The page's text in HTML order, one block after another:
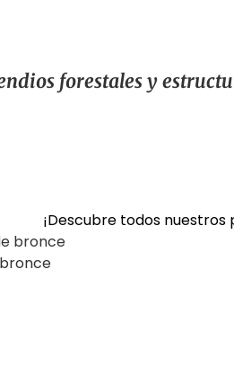
forestales y
¡Descubre todos